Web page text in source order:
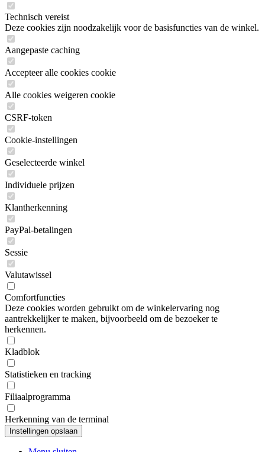
Technisch vereist
Deze cookies zijn noodzakelijk voor de basisfuncties van de winkel.
Aangepaste caching
Accepteer alle cookies cookie
Alle cookies weigeren cookie
CSRF-token
Cookie-instellingen
Geselecteerde winkel
Individuele prijzen
Klantherkenning
PayPal-betalingen
Sessie
Valutawissel
Comfortfuncties
Deze cookies worden gebruikt om de winkelervaring nog
aantrekkelijker te maken, bijvoorbeeld om de bezoeker te
herkennen.
Kladblok
Statistieken en tracking
Filiaalprogramma
Herkenning van de terminal